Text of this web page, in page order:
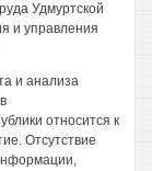
Удмуртской
и управления
и анализа
относится к
Отсутствие